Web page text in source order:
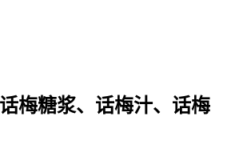
梅糖浆、话梅汁、话梅